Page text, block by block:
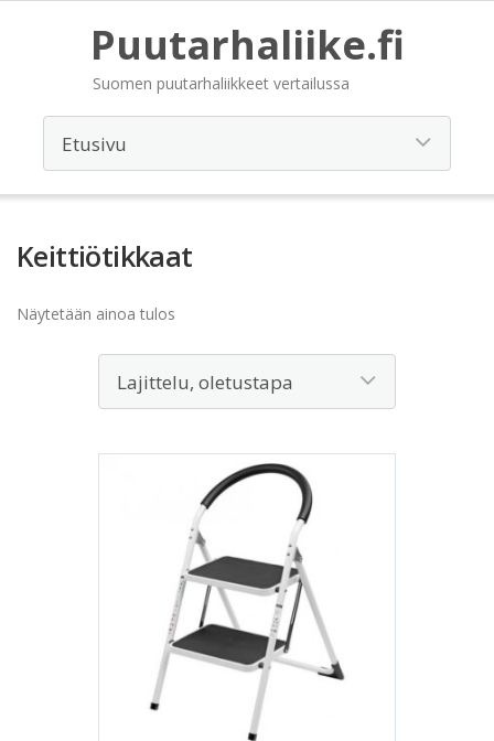
Puutarhaliike.fi
Suomen puutarhaliikkeet vertailussa
Keittiötikkaat
Näytetään ainoa tulos